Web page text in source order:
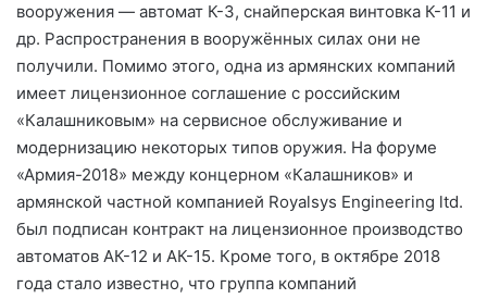
вооружения — автомат К-3, снайперская винтовка К-11 и
др. Распространения в вооружённых силах они не
получили. Помимо этого, одна из армянских компаний
имеет лицензионное соглашение с российским
«Калашниковым» на сервисное обслуживание и
модернизацию некоторых типов оружия. На форуме
«Армия-2018» между концерном «Калашников» и
армянской частной компанией Royalsys Engineering ltd.
был подписан контракт на лицензионное производство
автоматов АК-12 и АК-15. Кроме того, в октябре 2018
года стало известно, что группа компаний